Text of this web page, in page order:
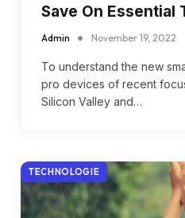
Save On Essential
Admin November 19, 2022
To understand the new
pro devices of recent
Silicon Valley and…
TECHNOLOGIE